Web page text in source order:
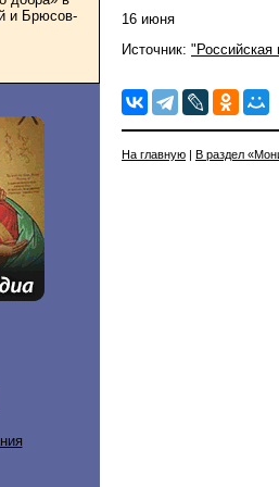
и Брюсов-
16 июня
Источник: "Российская
На главную | В раздел